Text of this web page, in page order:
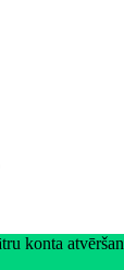
konta